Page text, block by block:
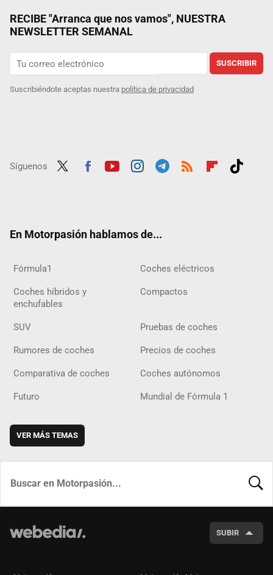
RECIBE "Arranca que nos vamos", NUESTRA
NEWSLETTER SEMANAL
SUSCRIBIR
Suscribiéndote aceptas nuestra política de privacidad
Síguenos
En Motorpasión hablamos de...
Fórmula1 Coches eléctricos
Coches híbridos y
enchufables
Compactos
SUV Pruebas de coches
Rumores de coches Precios de coches
Comparativa de coches Coches autónomos
Futuro Mundial de Fórmula 1
VER MÁS TEMAS
SUBIR